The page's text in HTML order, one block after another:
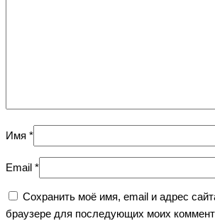
Имя *
Email *
Сохранить моё имя, email и адрес
браузере для последующих моих